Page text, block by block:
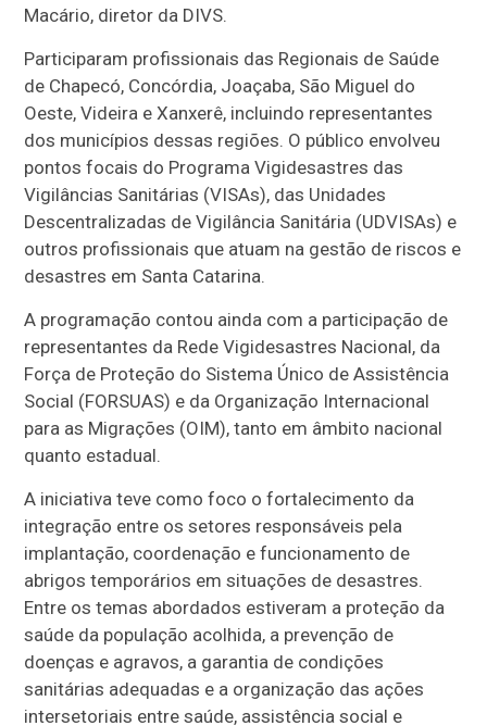
Macário, diretor da DIVS.
Participaram profissionais das Regionais de Saúde
de Chapecó, Concórdia, Joaçaba, São Miguel do
Oeste, Videira e Xanxerê, incluindo representantes
dos municípios dessas regiões. O público envolveu
pontos focais do Programa Vigidesastres das
Vigilâncias Sanitárias (VISAs), das Unidades
Descentralizadas de Vigilância Sanitária (UDVISAs) e
outros profissionais que atuam na gestão de riscos e
desastres em Santa Catarina.
A programação contou ainda com a participação de
representantes da Rede Vigidesastres Nacional, da
Força de Proteção do Sistema Único de Assistência
Social (FORSUAS) e da Organização Internacional
para as Migrações (OIM), tanto em âmbito nacional
quanto estadual.
A iniciativa teve como foco o fortalecimento da
integração entre os setores responsáveis pela
implantação, coordenação e funcionamento de
abrigos temporários em situações de desastres.
Entre os temas abordados estiveram a proteção da
saúde da população acolhida, a prevenção de
doenças e agravos, a garantia de condições
sanitárias adequadas e a organização das ações
intersetoriais entre saúde, assistência social e